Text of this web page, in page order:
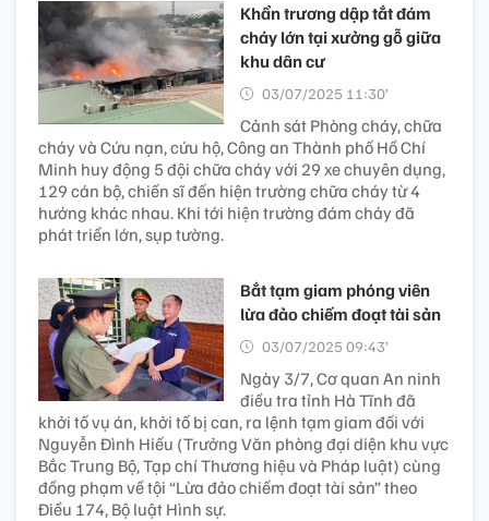
Khẩn trương dập tắt đám
cháy lớn tại xưởng gỗ giữa
khu dân cư
03/07/2025 11:30’
Cảnh sát Phòng cháy, chữa
cháy và Cứu nạn, cứu hộ, Công an Thành phố Hồ Chí
Minh huy động 5 đội chữa cháy với 29 xe chuyên dụng,
129 cán bộ, chiến sĩ đến hiện trường chữa cháy từ 4
hướng khác nhau. Khi tới hiện trường đám cháy đã
phát triển lớn, sụp tường.
Bắt tạm giam phóng viên
lừa đảo chiếm đoạt tài sản
03/07/2025 09:43’
Ngày 3/7, Cơ quan An ninh
điều tra tỉnh Hà Tĩnh đã
khởi tố vụ án, khởi tố bị can, ra lệnh tạm giam đối với
Nguyễn Đình Hiếu (Trưởng Văn phòng đại diện khu vực
Bắc Trung Bộ, Tạp chí Thương hiệu và Pháp luật) cùng
đồng phạm về tội “Lừa đảo chiếm đoạt tài sản” theo
Điều 174, Bộ luật Hình sự.